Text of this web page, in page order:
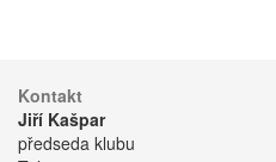
Kontakt
Jiří Kašpar
předseda klubu